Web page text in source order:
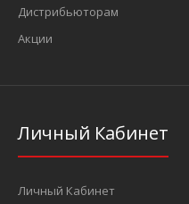
Дистрибьюторам
Акции
Личный Кабинет
Личный Кабинет